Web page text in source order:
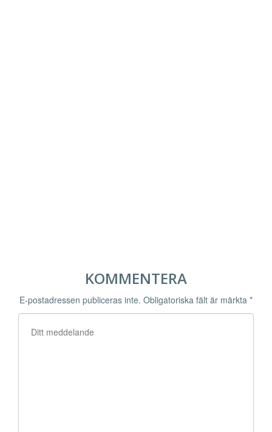
KOMMENTERA
E-postadressen publiceras inte. Obligatoriska fält är märkta *